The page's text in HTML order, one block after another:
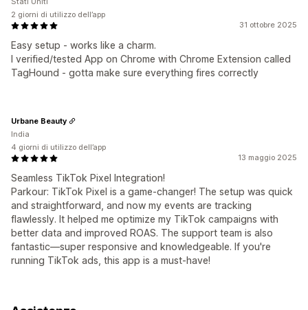
31 ottobre 2025
Easy setup - works like a charm.
I verified/tested App on Chrome with Chrome Extension called
TagHound - gotta make sure everything fires correctly
2 giorni di utilizzo dell’app
13 maggio 2025
Seamless TikTok Pixel Integration!
Parkour: TikTok Pixel is a game-changer! The setup was quick
and straightforward, and now my events are tracking
flawlessly. It helped me optimize my TikTok campaigns with
better data and improved ROAS. The support team is also
fantastic—super responsive and knowledgeable. If you're
running TikTok ads, this app is a must-have!
Urbane Beauty
India
4 giorni di utilizzo dell’app